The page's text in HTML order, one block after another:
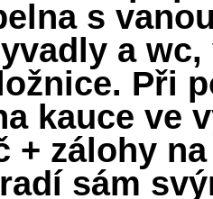
s
a
Při
kauce ve
+ zálohy
sám